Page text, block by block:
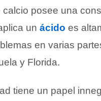
posee una
un ácido es
en varias
y Florida.
tiene un papel